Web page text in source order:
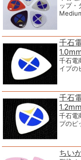
ップ・
千石
千石電
イプの
千石
1.2mm
千石電
プのピ
ちい